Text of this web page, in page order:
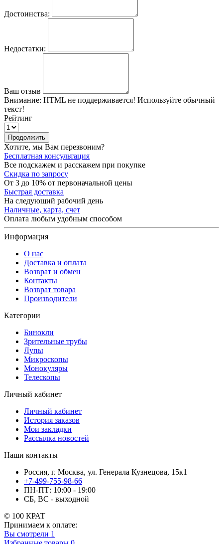
Достоинства:
Недостатки:
Ваш отзыв
Внимание: HTML не поддерживается! Используйте обычный
текст!
Рейтинг
Продолжить
Хотите, мы Вам перезвоним?
Бесплатная консультация
Все подскажем и расскажем при покупке
Скидка по запросу
От 3 до 10% от первоначальной цены
Быстрая доставка
На следующий рабочий день
Наличные, карта, счет
Оплата любым удобным способом
Информация
О нас
Доставка и оплата
Возврат и обмен
Контакты
Возврат товара
Производители
Категории
Бинокли
Зрительные трубы
Лупы
Микроскопы
Монокуляры
Телескопы
Личный кабинет
Личный кабинет
История заказов
Мои закладки
Рассылка новостей
Наши контакты
Россия, г. Москва, ул. Генерала Кузнецова, 15к1
+7-499-755-98-66
ПН-ПТ: 10:00 - 19:00
СБ, ВС - выходной
© 100 КРАТ
Принимаем к оплате:
Вы смотрели 1